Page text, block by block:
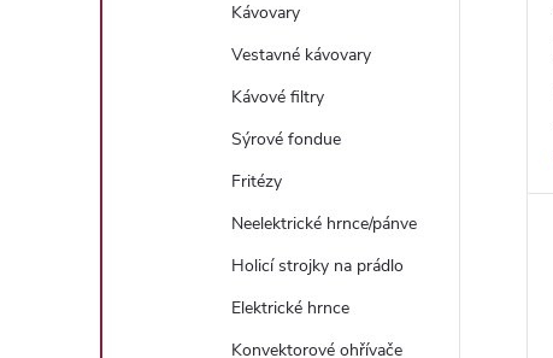
Kávovary
Vestavné kávovary
Kávové filtry
Sýrové fondue
Fritézy
Neelektrické hrnce/pánve
Holicí strojky na prádlo
Elektrické hrnce
Konvektorové ohřívače